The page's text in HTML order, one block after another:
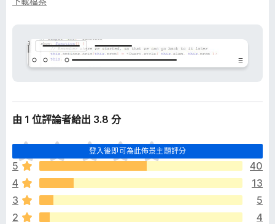
由 1 位評論者給出 3.8 分
登入後即可為此佈景主題評分
目
前
沒
有
評
分
5
40
4
13
3
5
2
4